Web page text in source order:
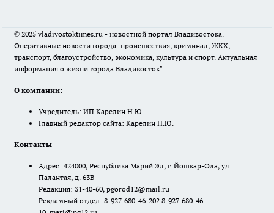
© 2025 vladivostoktimes.ru - новостной портал Владивостока.
Оперативные новости города: происшествия, криминал, ЖКХ,
транспорт, благоустройство, экономика, культура и спорт. Актуальная
информация о жизни города Владивосток"
О компании:
Учредитель: ИП Карелин Н.Ю
Главный редактор сайта: Карелин Н.Ю.
Контакты
Адрес: 424000, Республика Марий Эл, г. Йошкар-Ола, ул.
Палантая, д. 63В
Редакция: 31-40-60, pgorod12@mail.ru
Рекламный отдел: 8-927-680-46-20? 8-927-680-46-